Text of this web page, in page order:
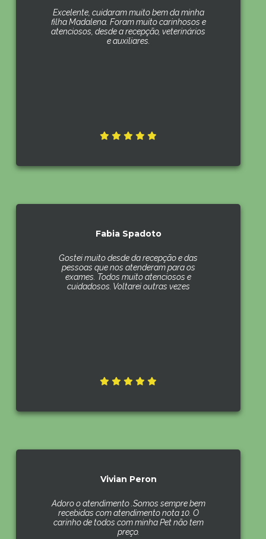
Excelente, cuidaram muito bem da minha
filha Madalena. Foram muito carinhosos e
atenciosos, desde a recepção, veterinários
e auxiliares.
Fabia Spadoto
Gostei muito desde da recepção e das
pessoas que nos atenderam para os
exames. Todos muito atenciosos e
cuidadosos. Voltarei outras vezes
Vivian Peron
Adoro o atendimento .Somos sempre bem
recebidas com atendimento nota 10. O
carinho de todos com minha Pet não tem
preço.